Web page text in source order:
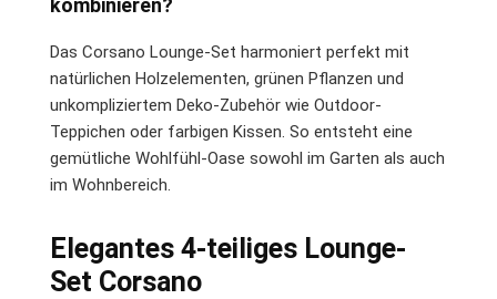
Das Corsano Lounge-Set harmoniert perfekt mit
natürlichen Holzelementen, grünen Pflanzen und
unkompliziertem Deko-Zubehör wie Outdoor-
Teppichen oder farbigen Kissen. So entsteht eine
gemütliche Wohlfühl-Oase sowohl im Garten als auch
im Wohnbereich.
Elegantes 4-teiliges Lounge-
Set Corsano